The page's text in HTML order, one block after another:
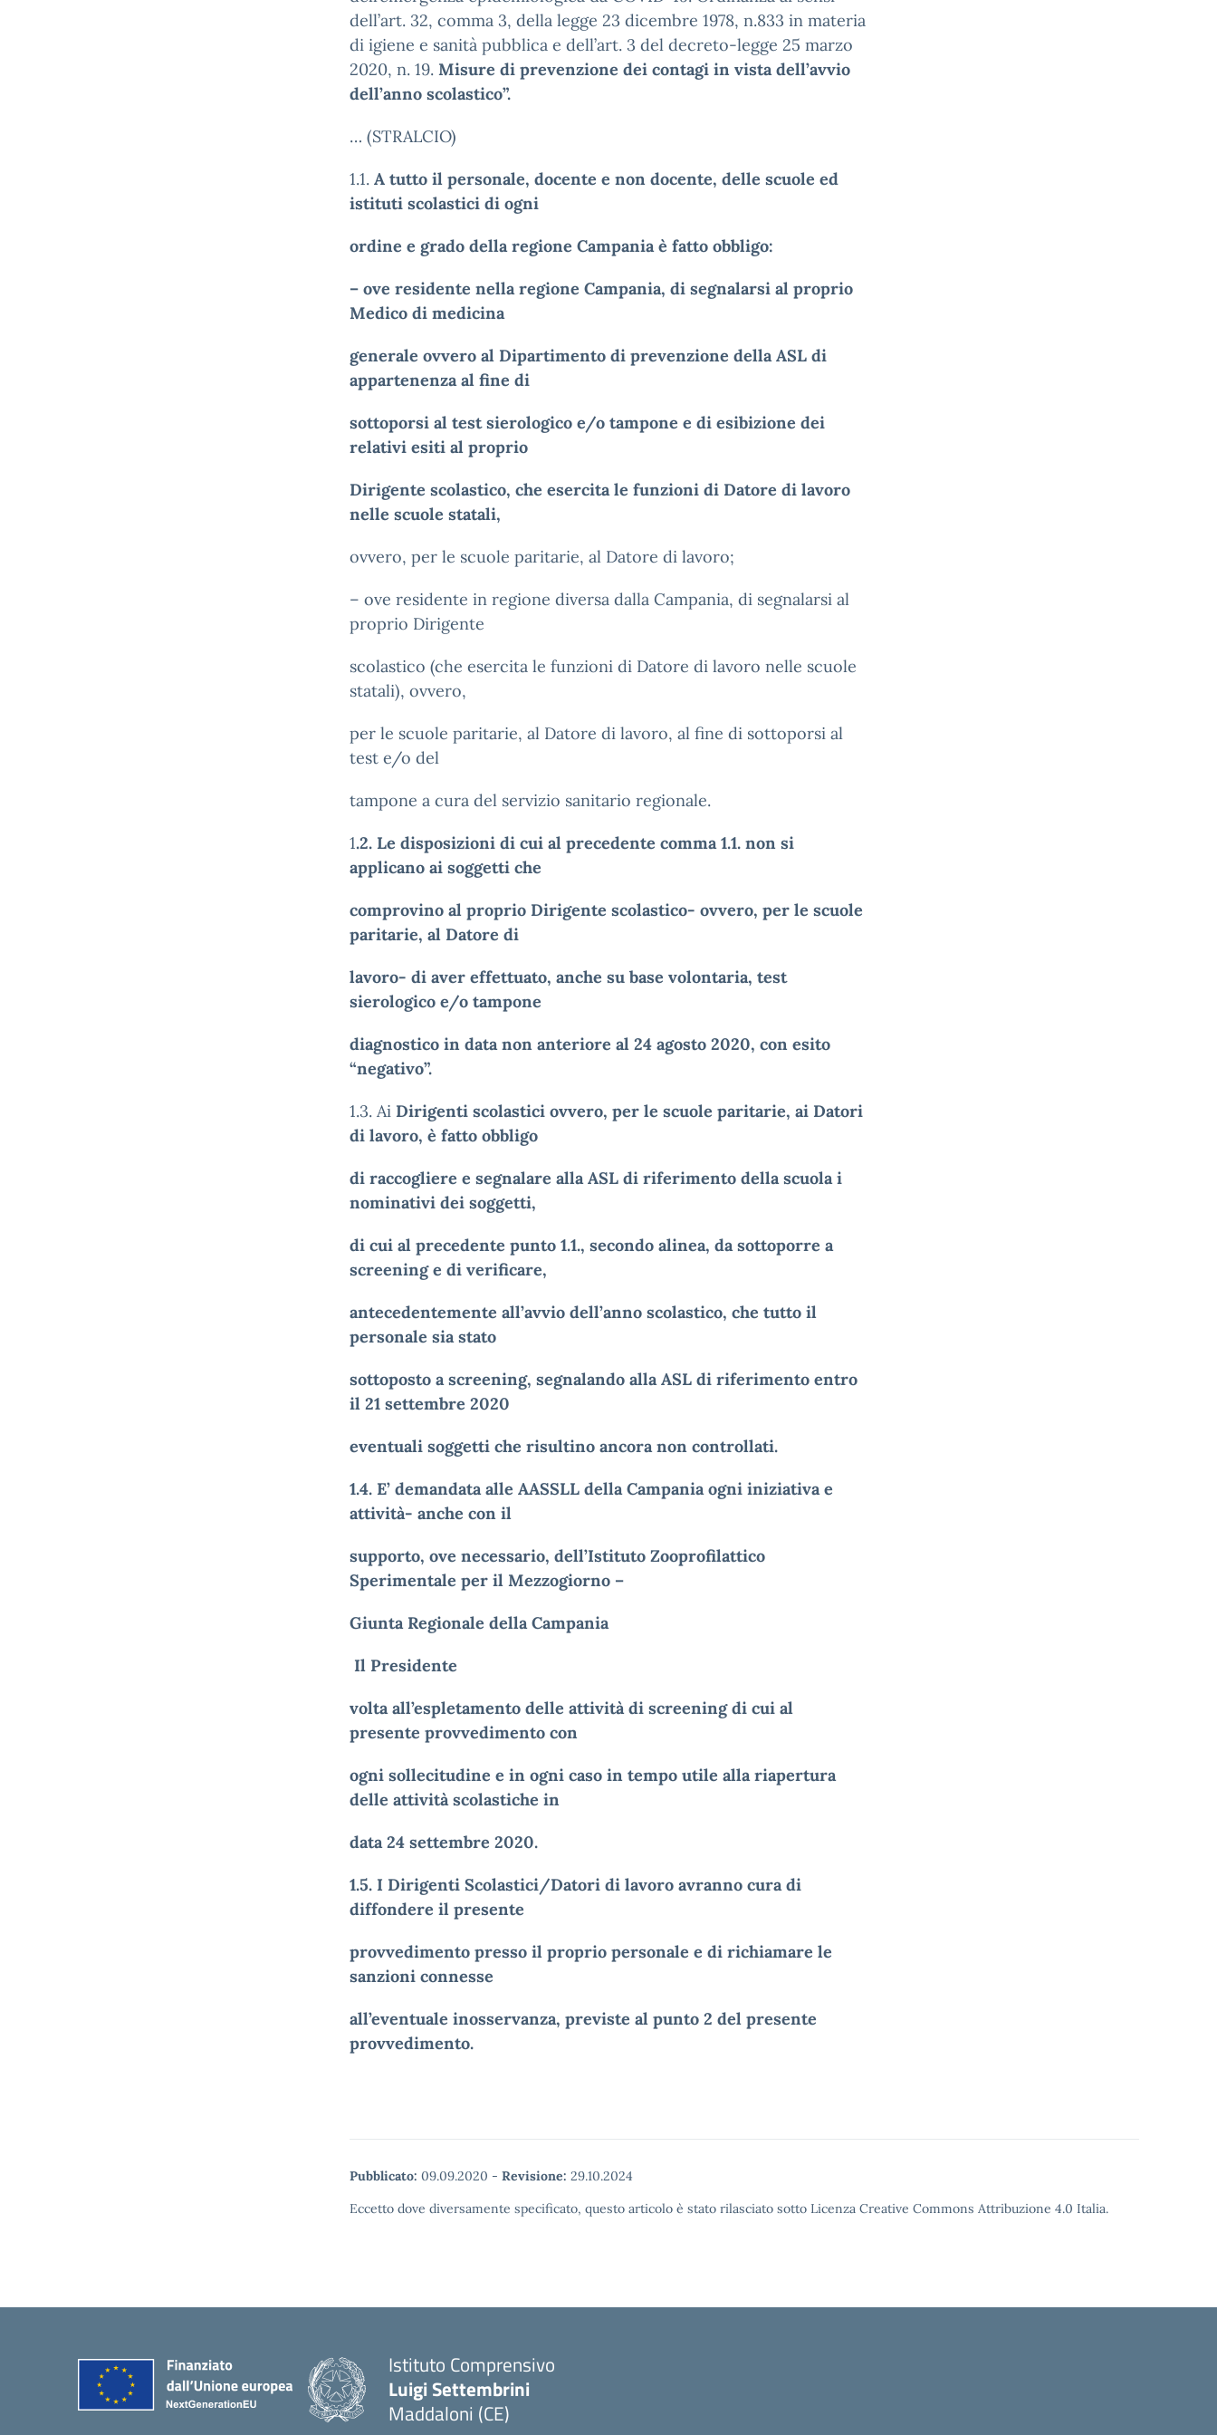
dell’art. 32, comma 3, della legge 23 dicembre 1978, n.833 in materia
di igiene e sanità pubblica e dell’art. 3 del decreto-legge 25 marzo
2020, n. 19. Misure di prevenzione dei contagi in vista dell’avvio
dell’anno scolastico”.
… (STRALCIO)
1.1. A tutto il personale, docente e non docente, delle scuole ed
istituti scolastici di ogni
ordine e grado della regione Campania è fatto obbligo:
– ove residente nella regione Campania, di segnalarsi al proprio
Medico di medicina
generale ovvero al Dipartimento di prevenzione della ASL di
appartenenza al fine di
sottoporsi al test sierologico e/o tampone e di esibizione dei
relativi esiti al proprio
Dirigente scolastico, che esercita le funzioni di Datore di lavoro
nelle scuole statali,
ovvero, per le scuole paritarie, al Datore di lavoro;
– ove residente in regione diversa dalla Campania, di segnalarsi al
proprio Dirigente
scolastico (che esercita le funzioni di Datore di lavoro nelle scuole
statali), ovvero,
per le scuole paritarie, al Datore di lavoro, al fine di sottoporsi al
test e/o del
tampone a cura del servizio sanitario regionale.
1.2. Le disposizioni di cui al precedente comma 1.1. non si
applicano ai soggetti che
comprovino al proprio Dirigente scolastico- ovvero, per le scuole
paritarie, al Datore di
lavoro- di aver effettuato, anche su base volontaria, test
sierologico e/o tampone
diagnostico in data non anteriore al 24 agosto 2020, con esito
“negativo”.
1.3. Ai Dirigenti scolastici ovvero, per le scuole paritarie, ai Datori
di lavoro, è fatto obbligo
di raccogliere e segnalare alla ASL di riferimento della scuola i
nominativi dei soggetti,
di cui al precedente punto 1.1., secondo alinea, da sottoporre a
screening e di verificare,
antecedentemente all’avvio dell’anno scolastico, che tutto il
personale sia stato
sottoposto a screening, segnalando alla ASL di riferimento entro
il 21 settembre 2020
eventuali soggetti che risultino ancora non controllati.
1.4. E’ demandata alle AASSLL della Campania ogni iniziativa e
attività- anche con il
supporto, ove necessario, dell’Istituto Zooprofilattico
Sperimentale per il Mezzogiorno –
Giunta Regionale della Campania
Il Presidente
volta all’espletamento delle attività di screening di cui al
presente provvedimento con
ogni sollecitudine e in ogni caso in tempo utile alla riapertura
delle attività scolastiche in
data 24 settembre 2020.
1.5. I Dirigenti Scolastici/Datori di lavoro avranno cura di
diffondere il presente
provvedimento presso il proprio personale e di richiamare le
sanzioni connesse
all’eventuale inosservanza, previste al punto 2 del presente
provvedimento.
Pubblicato: 09.09.2020 - Revisione: 29.10.2024
Eccetto dove diversamente specificato, questo articolo è stato rilasciato sotto Licenza Creative Commons Attribuzione 4.0 Italia.
Istituto Comprensivo
Luigi Settembrini
Maddaloni (CE)